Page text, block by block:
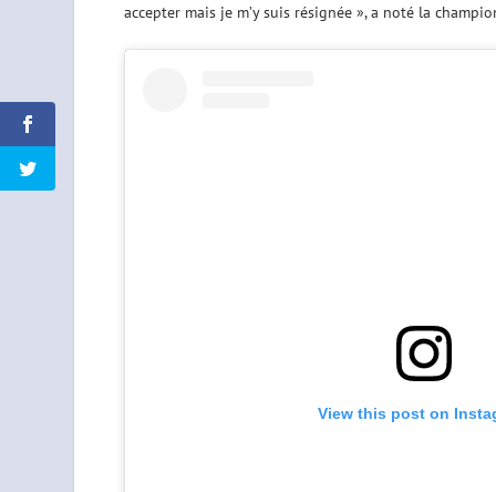
accepter mais je m’y suis résignée », a noté la
View this post on